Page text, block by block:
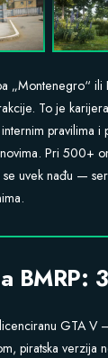
„Montenegro“
To je
pravilima i
Pri 500+
uvek nađu —
BMRP:
GTA V
piratska verzija